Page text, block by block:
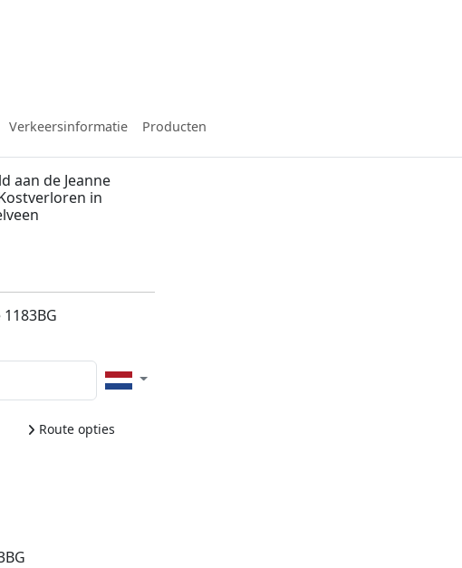
Verkeersinformatie Producten
aan de Jeanne
in
Route opties